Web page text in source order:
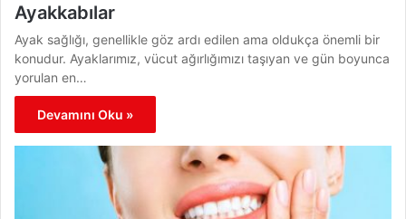
Ayakkabılar
Ayak sağlığı, genellikle göz ardı edilen ama oldukça önemli bir
konudur. Ayaklarımız, vücut ağırlığımızı taşıyan ve gün boyunca
yorulan en…
Devamını Oku »